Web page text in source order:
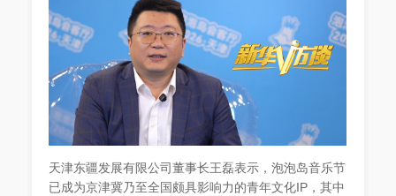
天津东疆发展有限公司董事长王磊表示，泡泡岛音乐节
已成为京津冀乃至全国颇具影响力的青年文化IP，其中